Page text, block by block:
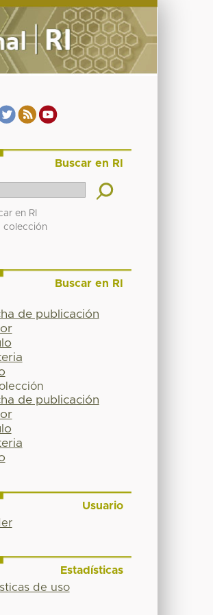
Buscar en RI
en RI
colección
Buscar en RI
de publicación
de publicación
Usuario
Estadísticas
de uso